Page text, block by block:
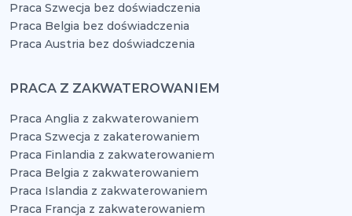
Praca Szwecja bez doświadczenia
Praca Belgia bez doświadczenia
Praca Austria bez doświadczenia
PRACA Z ZAKWATEROWANIEM
Praca Anglia z zakwaterowaniem
Praca Szwecja z zakaterowaniem
Praca Finlandia z zakwaterowaniem
Praca Belgia z zakwaterowaniem
Praca Islandia z zakwaterowaniem
Praca Francja z zakwaterowaniem